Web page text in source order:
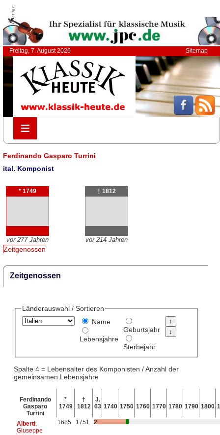
Anzeige
Freitag, 7. August 2026 Sitemap
≡
≡
Ferdinando Gasparo Turrini
ital. Komponist
* 1749
vor 277 Jahren
† 1812
vor 214 Jahren
Zeitgenossen
Zeitgenossen
Länderauswahl / Sortieren
Name
Lebensjahre
Geburtsjahr
Sterbejahr
Spalte 4 = Lebensalter des Komponisten / Anzahl der
gemeinsamen Lebensjahre
Ferdinando
Gasparo
Turrini
*
1749
†
1812
J.
63 1740 1750 1760 1770 1780 1790 1800
Alberti,
Giuseppe
1685 1751 2